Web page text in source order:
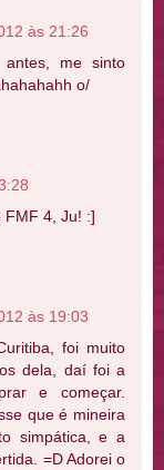
às 21:26
me sinto
o/
FMF 4, Ju! :]
às 19:03
foi muito
dela, daí foi a
e começar.
que é mineira
simpática, e a
=D Adorei o